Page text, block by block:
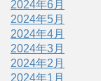
2024年6月
2024年5月
2024年4月
2024年3月
2024年2月
2024年1月